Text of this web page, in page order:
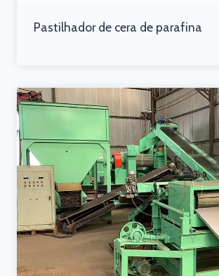
Pastilhador de cera de parafina